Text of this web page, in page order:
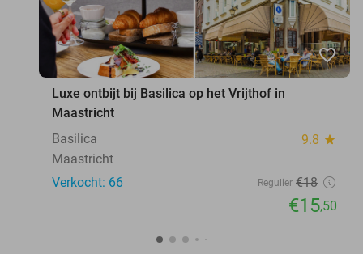
favorite_border
Luxe ontbijt bij Basilica op het Vrijthof in
Maastricht
Basilica
9.8 star
Maastricht
Verkocht: 66
Regulier €18
€15,50